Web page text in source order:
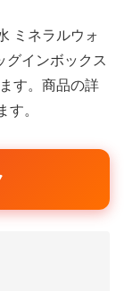
ミネラルウォ
グインボックス
す。商品の詳
す。